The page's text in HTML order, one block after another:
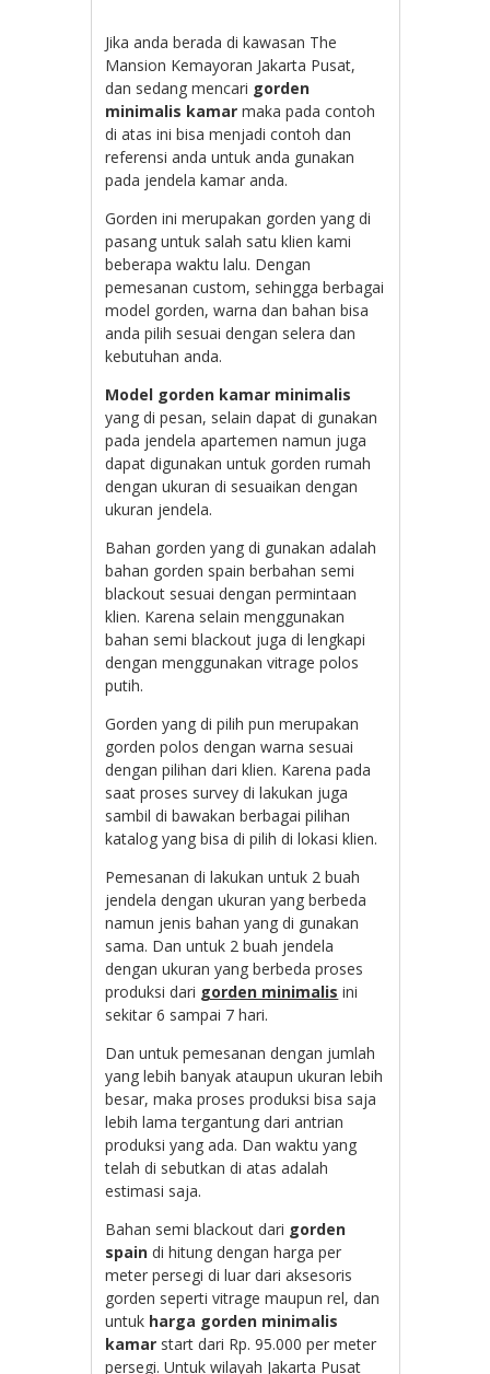
Jika anda berada di kawasan The
Mansion Kemayoran Jakarta Pusat,
dan sedang mencari gorden
minimalis kamar maka pada contoh
di atas ini bisa menjadi contoh dan
referensi anda untuk anda gunakan
pada jendela kamar anda.
Gorden ini merupakan gorden yang di
pasang untuk salah satu klien kami
beberapa waktu lalu. Dengan
pemesanan custom, sehingga berbagai
model gorden, warna dan bahan bisa
anda pilih sesuai dengan selera dan
kebutuhan anda.
Model gorden kamar minimalis
yang di pesan, selain dapat di gunakan
pada jendela apartemen namun juga
dapat digunakan untuk gorden rumah
dengan ukuran di sesuaikan dengan
ukuran jendela.
Bahan gorden yang di gunakan adalah
bahan gorden spain berbahan semi
blackout sesuai dengan permintaan
klien. Karena selain menggunakan
bahan semi blackout juga di lengkapi
dengan menggunakan vitrage polos
putih.
Gorden yang di pilih pun merupakan
gorden polos dengan warna sesuai
dengan pilihan dari klien. Karena pada
saat proses survey di lakukan juga
sambil di bawakan berbagai pilihan
katalog yang bisa di pilih di lokasi klien.
Pemesanan di lakukan untuk 2 buah
jendela dengan ukuran yang berbeda
namun jenis bahan yang di gunakan
sama. Dan untuk 2 buah jendela
dengan ukuran yang berbeda proses
produksi dari gorden minimalis ini
sekitar 6 sampai 7 hari.
Dan untuk pemesanan dengan jumlah
yang lebih banyak ataupun ukuran lebih
besar, maka proses produksi bisa saja
lebih lama tergantung dari antrian
produksi yang ada. Dan waktu yang
telah di sebutkan di atas adalah
estimasi saja.
Bahan semi blackout dari gorden
spain di hitung dengan harga per
meter persegi di luar dari aksesoris
gorden seperti vitrage maupun rel, dan
untuk harga gorden minimalis
kamar start dari Rp. 95.000 per meter
persegi. Untuk wilayah Jakarta Pusat